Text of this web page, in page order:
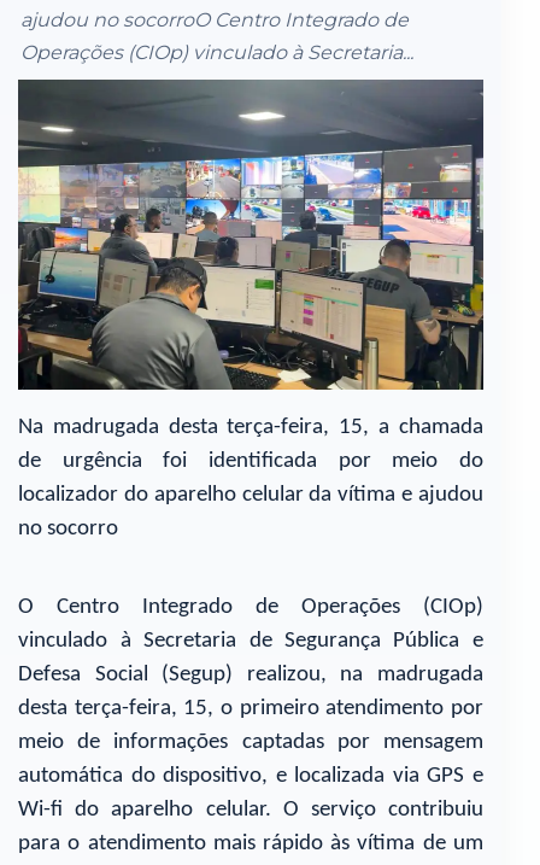
ajudou no socorroO Centro Integrado de
Operações (CIOp) vinculado à Secretaria...
Na madrugada desta terça-feira, 15, a chamada
de urgência foi identificada por meio do
localizador do aparelho celular da vítima e ajudou
no socorro
O Centro Integrado de Operações (CIOp)
vinculado à Secretaria de Segurança Pública e
Defesa Social (Segup) realizou, na madrugada
desta terça-feira, 15, o primeiro atendimento por
meio de informações captadas por mensagem
automática do dispositivo, e localizada via GPS e
Wi-fi do aparelho celular. O serviço contribuiu
para o atendimento mais rápido às vítima de um